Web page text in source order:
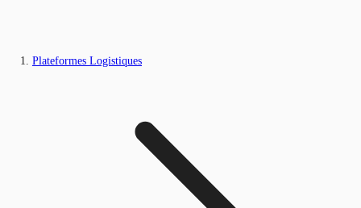
Plateformes Logistiques